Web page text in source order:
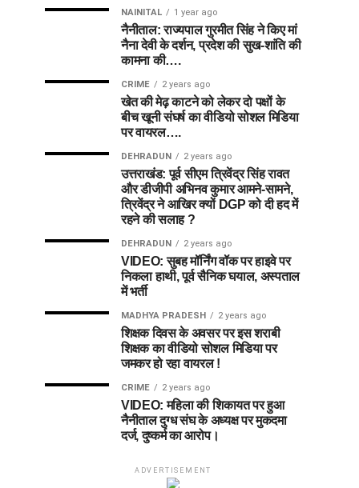
NAINITAL 1 year ago
नैनीताल: राज्यपाल गुरमीत सिंह ने किए मां
नैना देवी के दर्शन, प्रदेश की सुख-शांति की
कामना की….
CRIME 2 years ago
खेत की मेढ़ काटने को लेकर दो पक्षों के
बीच खूनी संघर्ष का वीडियो सोशल मिडिया
पर वायरल….
DEHRADUN 2 years ago
उत्तराखंड: पूर्व सीएम त्रिवेंद्र सिंह रावत
और डीजीपी अभिनव कुमार आमने-सामने,
त्रिवेंद्र ने आखिर क्यों DGP को दी हद में
रहने की सलाह ?
DEHRADUN 2 years ago
VIDEO: सुबह मॉर्निंग वॉक पर हाइवे पर
निकला हाथी, पूर्व सैनिक घयाल, अस्पताल
में भर्ती
MADHYA PRADESH 2 years ago
शिक्षक दिवस के अवसर पर इस शराबी
शिक्षक का वीडियो सोशल मिडिया पर
जमकर हो रहा वायरल !
CRIME 2 years ago
VIDEO: महिला की शिकायत पर हुआ
नैनीताल दुग्ध संघ के अध्यक्ष पर मुकदमा
दर्ज, दुष्कर्म का आरोप।
ADVERTISEMENT